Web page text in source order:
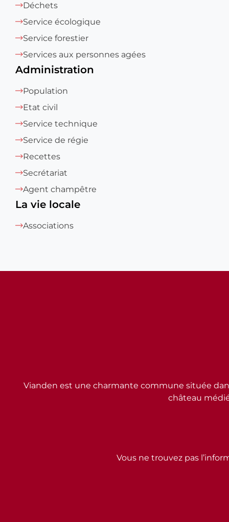
Déchets
Service écologique
Service forestier
Services aux personnes agées
Administration
Population
Etat civil
Service technique
Service de régie
Recettes
Secrétariat
Agent champêtre
La vie locale
Associations
Vous ne trouvez pas
Vianden est une charmante commune située
château